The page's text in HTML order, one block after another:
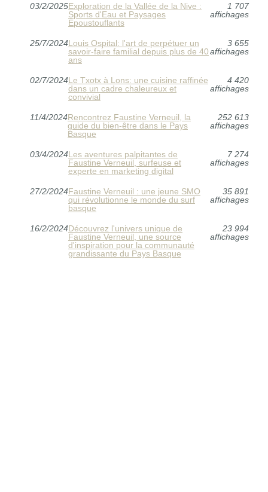
03/2/2025Exploration de la Vallée de la Nive :
Sports d'Eau et Paysages
Époustouflants
1 707
affichages
25/7/2024Louis Ospital: l'art de perpétuer un
savoir-faire familial depuis plus de 40
ans
3 655
affichages
02/7/2024Le Txotx à Lons: une cuisine raffinée
dans un cadre chaleureux et
convivial
4 420
affichages
11/4/2024Rencontrez Faustine Verneuil, la
guide du bien-être dans le Pays
Basque
252 613
affichages
03/4/2024Les aventures palpitantes de
Faustine Verneuil, surfeuse et
experte en marketing digital
7 274
affichages
27/2/2024Faustine Verneuil : une jeune SMO
qui révolutionne le monde du surf
basque
35 891
affichages
16/2/2024Découvrez l'univers unique de
Faustine Verneuil, une source
d'inspiration pour la communauté
grandissante du Pays Basque
23 994
affichages